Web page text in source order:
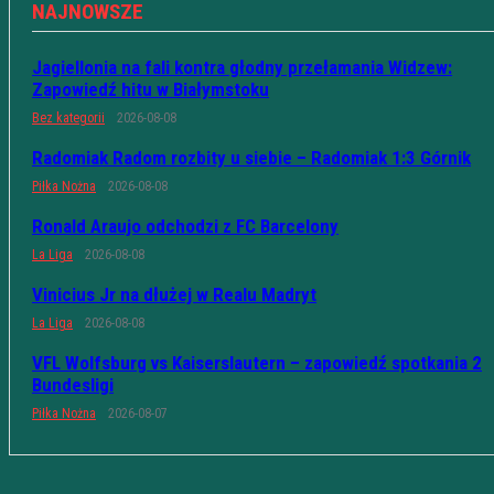
NAJNOWSZE
Jagiellonia na fali kontra głodny przełamania Widzew:
Zapowiedź hitu w Białymstoku
Bez kategorii 2026-08-08
Radomiak Radom rozbity u siebie – Radomiak 1:3 Górnik
Piłka Nożna 2026-08-08
Ronald Araujo odchodzi z FC Barcelony
La Liga 2026-08-08
Vinicius Jr na dłużej w Realu Madryt
La Liga 2026-08-08
VFL Wolfsburg vs Kaiserslautern – zapowiedź spotkania 2
Bundesligi
Piłka Nożna 2026-08-07